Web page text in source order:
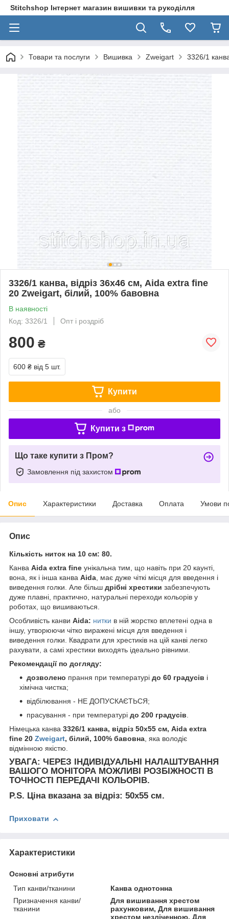
Stitchshop Інтернет магазин вишивки та рукоділля
Товари та послуги Вишивка Zweigart 3326/1
3326/1 канва, відріз 36x46 см, Aida extra fine
20 Zweigart, білий, 100% бавовна
В наявності
Код: 3326/1
Опт і роздріб
800 ₴
600 ₴ від 5 шт.
Купити
або
Купити з
Що таке купити з Пром?
Замовлення під захистом
Опис Характеристики Доставка Оплата Умови
Опис
Кількість ниток на 10 см: 80.
Канва Aida extra fine унікальна тим, що навіть при 20 каунті,
вона, як і інша канва Aida , має дуже чіткі місця для введення і
виведення голки. Але більш дрібні хрестики забезпечують
дуже плавні, практично, натуральні переходи кольорів у
роботах, що вишиваються.
Особливість канви Aida: нитки в ній жорстко вплетені одна в
іншу, утворюючи чітко виражені місця для введення і
виведення голки. Квадрати для хрестиків на цій канві легко
рахувати, а самі хрестики виходять ідеально рівними.
Рекомендації по догляду:
дозволено прання при температурі до 60 градусів і
хімічна чистка;
відбілювання - НЕ ДОПУСКАЄТЬСЯ;
прасування - при температурі до 200 градусів
Німецька канва 3326/1 канва, відріз 50x55 см, Aida extra
fine 20 Zweigart, білий, 100% бавовна , яка володіє
відмінною якістю.
УВАГА: ЧЕРЕЗ ІНДИВІДУАЛЬНІ НАЛАШТУВАННЯ
ВАШОГО МОНІТОРА МОЖЛИВІ РОЗБІЖНОСТІ В
ТОЧНОСТІ ПЕРЕДАЧІ КОЛЬОРІВ.
P.S. Ціна вказана за відріз: 50x55 см.
Приховати
Характеристики
Основні атрибути
Тип канви/тканини
Канва однотонна
Призначення канви/
тканини
Для вишивання хрестом
рахунковим, Для вишивання
хрестом незліченною, Для